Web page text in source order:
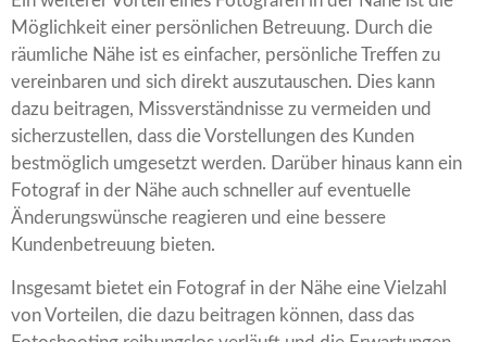
Möglichkeit einer persönlichen Betreuung. Durch die
räumliche Nähe ist es einfacher, persönliche Treffen zu
vereinbaren und sich direkt auszutauschen. Dies kann
dazu beitragen, Missverständnisse zu vermeiden und
sicherzustellen, dass die Vorstellungen des Kunden
bestmöglich umgesetzt werden. Darüber hinaus kann ein
Fotograf in der Nähe auch schneller auf eventuelle
Änderungswünsche reagieren und eine bessere
Kundenbetreuung bieten.
Insgesamt bietet ein Fotograf in der Nähe eine Vielzahl
von Vorteilen, die dazu beitragen können, dass das